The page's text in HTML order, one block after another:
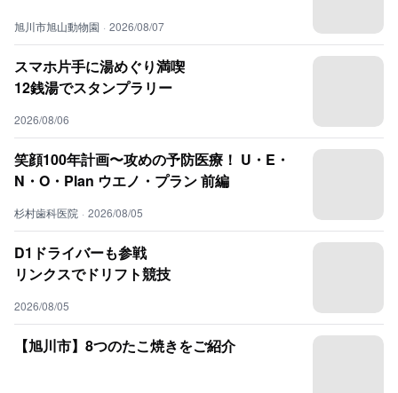
旭川市旭山動物園 · 2026/08/07
スマホ片手に湯めぐり満喫
12銭湯でスタンプラリー
2026/08/06
笑顔100年計画〜攻めの予防医療！ U・E・
N・O・Plan ウエノ・プラン 前編
杉村歯科医院 · 2026/08/05
D1ドライバーも参戦
リンクスでドリフト競技
2026/08/05
【旭川市】8つのたこ焼きをご紹介